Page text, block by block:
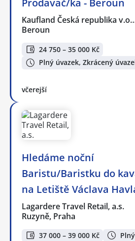
Prodavač/ka - Beroun
Kaufland Česká republika
Beroun
24 750 – 35 000 Kč
Plný úvazek, Zkrácený
včerejší
Hledáme noční
Baristu/Baristku do
na Letiště Václava
Lagardere Travel Retail, a.s.
Ruzyně, Praha
37 000 – 39 000 Kč